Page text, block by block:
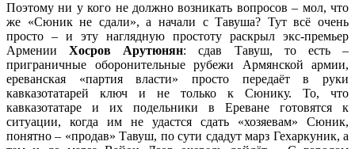
Поэтому ни у кого не должно возникать вопросов – мол, что
же «Сюник не сдали», а начали с Тавуша? Тут всё очень
просто – и эту наглядную простоту раскрыл экс-премьер
АрменииХосров Арутюнян: сдав Тавуш, то есть –
приграничные оборонительные рубежи Армянской армии,
ереванская «партия власти» просто передаёт в руки
кавказотатарей ключ и не только к Сюнику. То, что
кавказотатаре и их подельники в Ереване готовятся к
ситуации, когда им не удастся сдать «хозяевам» Сюник,
понятно – «продав» Тавуш, по сути сдадут марз Гехаркуник, а